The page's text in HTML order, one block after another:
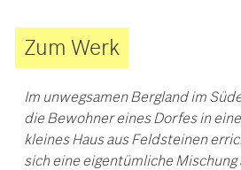
Zum Werk
Im unwegsamen Bergland im
die Bewohner eines Dorfes in
kleines Haus aus Feldsteinen
sich eine eigentümliche Mischung